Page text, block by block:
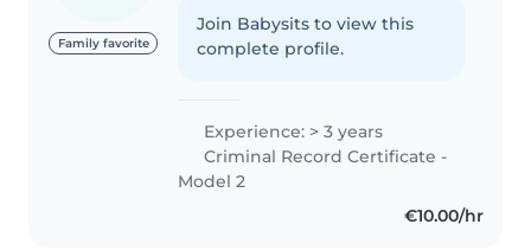
Family favorite
Join Babysits to view this
complete profile.
Experience: > 3 years
Criminal Record Certificate -
Model 2
€10.00/hr